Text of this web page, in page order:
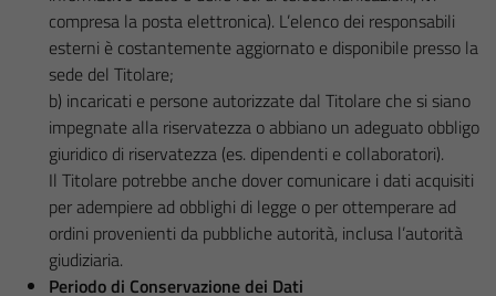
compresa la posta elettronica). L’elenco dei responsabili
esterni è costantemente aggiornato e disponibile presso la
sede del Titolare;
b) incaricati e persone autorizzate dal Titolare che si siano
impegnate alla riservatezza o abbiano un adeguato obbligo
giuridico di riservatezza (es. dipendenti e collaboratori).
Il Titolare potrebbe anche dover comunicare i dati acquisiti
per adempiere ad obblighi di legge o per ottemperare ad
ordini provenienti da pubbliche autorità, inclusa l’autorità
giudiziaria.
Periodo di Conservazione dei Dati